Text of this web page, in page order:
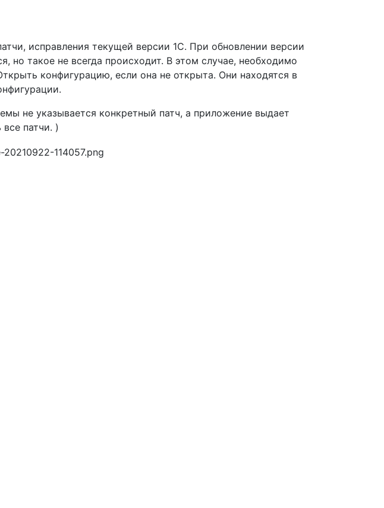
исправления текущей версии 1С. При обновлении версии
но такое не всегда происходит. В этом случае, необходимо
конфигурацию, если она не открыта. Они находятся в
не указывается конкретный патч, а приложение выдает
патчи. )